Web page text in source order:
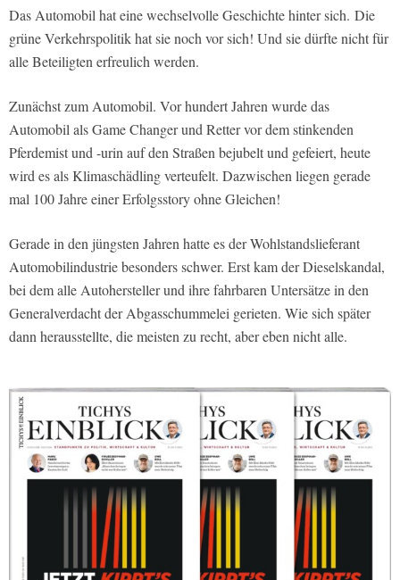
Das Automobil hat eine wechselvolle Geschichte hinter sich. Die
grüne Verkehrspolitik hat sie noch vor sich! Und sie dürfte nicht für
alle Beteiligten erfreulich werden.
Zunächst zum Automobil. Vor hundert Jahren wurde das
Automobil als Game Changer und Retter vor dem stinkenden
Pferdemist und -urin auf den Straßen bejubelt und gefeiert, heute
wird es als Klimaschädling verteufelt. Dazwischen liegen gerade
mal 100 Jahre einer Erfolgsstory ohne Gleichen!
Gerade in den jüngsten Jahren hatte es der Wohlstandslieferant
Automobilindustrie besonders schwer. Erst kam der Dieselskandal,
bei dem alle Autohersteller und ihre fahrbaren Untersätze in den
Generalverdacht der Abgasschummelei gerieten. Wie sich später
dann herausstellte, die meisten zu recht, aber eben nicht alle.